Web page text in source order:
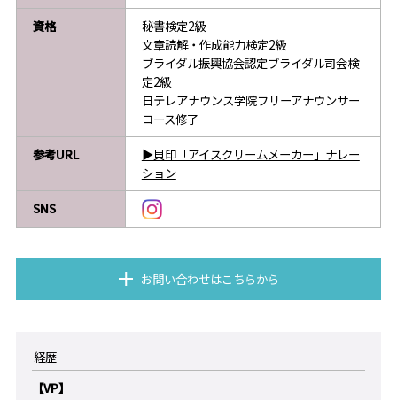
資格
秘書検定2級
文章読解・作成能力検定2級
ブライダル振興協会認定ブライダル司会検
定2級
日テレアナウンス学院フリーアナウンサー
コース修了
参考URL
▶貝印「アイスクリームメーカー」ナレー
ション
SNS
お問い合わせはこちらから
経歴
【VP】